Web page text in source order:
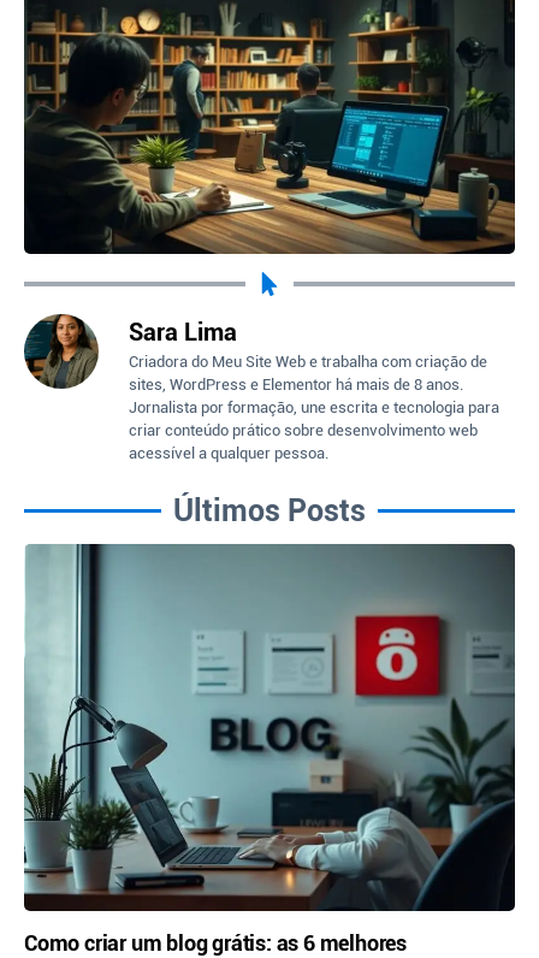
Sara Lima
Criadora do Meu Site Web e trabalha com criação de
sites, WordPress e Elementor há mais de 8 anos.
Jornalista por formação, une escrita e tecnologia para
criar conteúdo prático sobre desenvolvimento web
acessível a qualquer pessoa.
Últimos Posts
Como criar um blog grátis: as 6 melhores